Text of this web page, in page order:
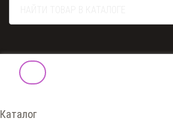
Каталог